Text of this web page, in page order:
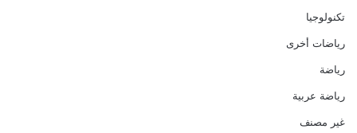
تكنولوجيا
رياضات أخرى
رياضة
رياضة عربية
غير مصنف